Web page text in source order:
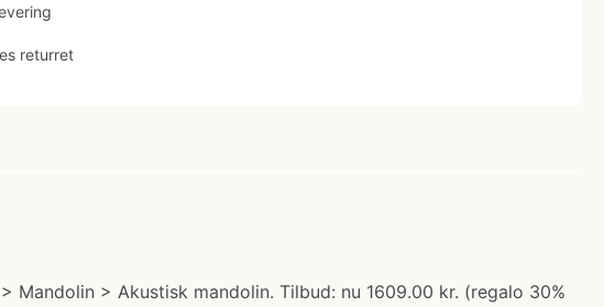
returret
Mandolin > Akustisk mandolin. Tilbud: nu 1609.00 kr. (regalo 30%